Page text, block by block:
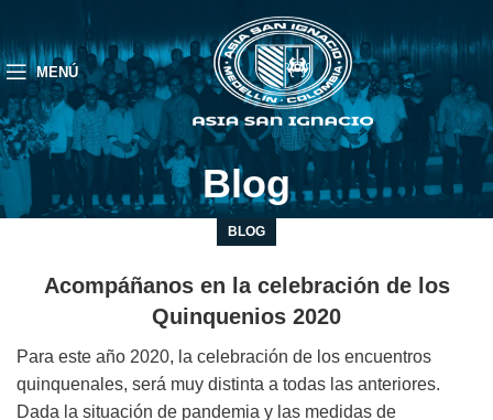
MENÚ
Blog
BLOG
Acompáñanos en la celebración de los
Quinquenios 2020
Para este año 2020, la celebración de los encuentros
quinquenales, será muy distinta a todas las anteriores.
Dada la situación de pandemia y las medidas de